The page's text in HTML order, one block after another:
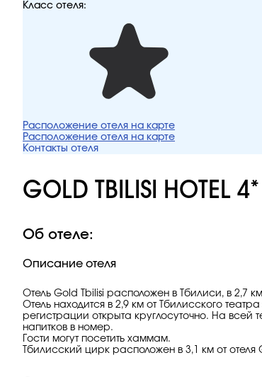
Класс отеля:
Расположение отеля на карте
Расположение отеля на карте
Контакты отеля
GOLD TBILISI HOTEL 4*
Об отеле:
Описание отеля
Отель Gold Tbilisi расположен в Тбилиси, в 2,7
Отель находится в 2,9 км от Тбилисского
регистрации открыта круглосуточно. На всей
напитков в номер.
Гости могут посетить хаммам.
Тбилисский цирк расположен в 3,1 км от